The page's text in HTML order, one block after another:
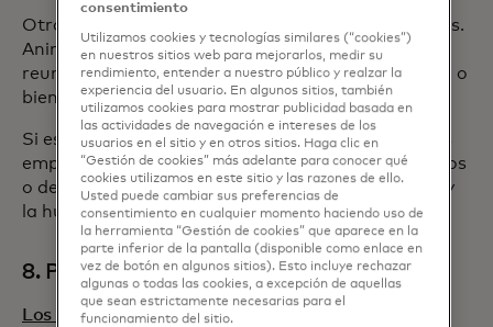
Otra medida consiste en reducir los viajes múltiples.
Anime a sus empleados a programar varias
reuniones en el mismo lugar para ganar eficiencia, o
bien, cambie algunas reuniones a videollamadas.
Si es necesario el transporte terrestre, anime a los
empleados a dividir los costos de viajes compartidos
o de alquiler de automóvil para reducir los costos y
la huella de carbono.
8. Permitir los viajes de ocio
Los viajeros de ocio están tomando vacaciones más
consentimiento
Utilizamos cookies y tecnologías similares (“cookies”)
en nuestros sitios web para mejorarlos, medir su
rendimiento, entender a nuestro público y realzar la
experiencia del usuario. En algunos sitios, también
utilizamos cookies para mostrar publicidad basada en
las actividades de navegación e intereses de los
usuarios en el sitio y en otros sitios. Haga clic en
“Gestión de cookies” más adelante para conocer qué
cookies utilizamos en este sitio y las razones de ello.
Usted puede cambiar sus preferencias de
consentimiento en cualquier momento haciendo uso de
la herramienta “Gestión de cookies” que aparece en la
parte inferior de la pantalla (disponible como enlace en
vez de botón en algunos sitios). Esto incluye rechazar
algunas o todas las cookies, a excepción de aquellas
que sean estrictamente necesarias para el
funcionamiento del sitio.